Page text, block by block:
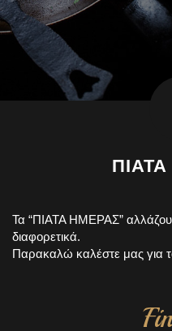
Τα “ΠΙΑΤΑ ΗΜΕΡΑΣ”
διαφορετικά.
Παρακαλώ καλέστε μας για